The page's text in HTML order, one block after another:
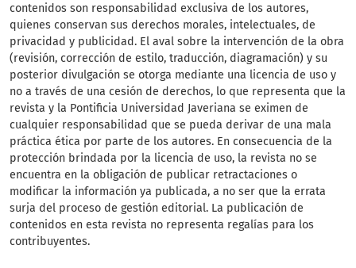
contenidos son responsabilidad exclusiva de los autores,
quienes conservan sus derechos morales, intelectuales, de
privacidad y publicidad. El aval sobre la intervención de la obra
(revisión, corrección de estilo, traducción, diagramación) y su
posterior divulgación se otorga mediante una licencia de uso y
no a través de una cesión de derechos, lo que representa que la
revista y la Pontificia Universidad Javeriana se eximen de
cualquier responsabilidad que se pueda derivar de una mala
práctica ética por parte de los autores. En consecuencia de la
protección brindada por la licencia de uso, la revista no se
encuentra en la obligación de publicar retractaciones o
modificar la información ya publicada, a no ser que la errata
surja del proceso de gestión editorial. La publicación de
contenidos en esta revista no representa regalías para los
contribuyentes.